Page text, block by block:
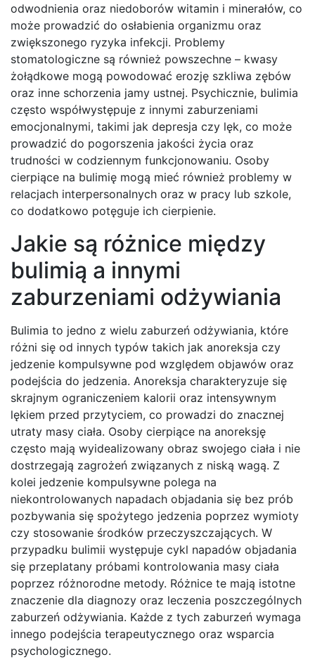
odwodnienia oraz niedoborów witamin i minerałów, co
może prowadzić do osłabienia organizmu oraz
zwiększonego ryzyka infekcji. Problemy
stomatologiczne są również powszechne – kwasy
żołądkowe mogą powodować erozję szkliwa zębów
oraz inne schorzenia jamy ustnej. Psychicznie, bulimia
często współwystępuje z innymi zaburzeniami
emocjonalnymi, takimi jak depresja czy lęk, co może
prowadzić do pogorszenia jakości życia oraz
trudności w codziennym funkcjonowaniu. Osoby
cierpiące na bulimię mogą mieć również problemy w
relacjach interpersonalnych oraz w pracy lub szkole,
co dodatkowo potęguje ich cierpienie.
Jakie są różnice między
bulimią a innymi
zaburzeniami odżywiania
Bulimia to jedno z wielu zaburzeń odżywiania, które
różni się od innych typów takich jak anoreksja czy
jedzenie kompulsywne pod względem objawów oraz
podejścia do jedzenia. Anoreksja charakteryzuje się
skrajnym ograniczeniem kalorii oraz intensywnym
lękiem przed przytyciem, co prowadzi do znacznej
utraty masy ciała. Osoby cierpiące na anoreksję
często mają wyidealizowany obraz swojego ciała i nie
dostrzegają zagrożeń związanych z niską wagą. Z
kolei jedzenie kompulsywne polega na
niekontrolowanych napadach objadania się bez prób
pozbywania się spożytego jedzenia poprzez wymioty
czy stosowanie środków przeczyszczających. W
przypadku bulimii występuje cykl napadów objadania
się przeplatany próbami kontrolowania masy ciała
poprzez różnorodne metody. Różnice te mają istotne
znaczenie dla diagnozy oraz leczenia poszczególnych
zaburzeń odżywiania. Każde z tych zaburzeń wymaga
innego podejścia terapeutycznego oraz wsparcia
psychologicznego.